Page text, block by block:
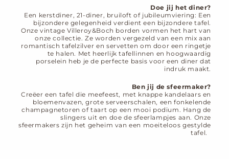
Doe jij het diner?
Een kerstdiner, 21-diner, bruiloft of jubileumviering: Een
bijzondere gelegenheid verdient een bijzondere tafel.
Onze vintage Villeroy&Boch borden vormen het hart van
onze collectie. Ze worden vergezeld van een mix aan
romantisch tafelzilver en servetten om door een ringetje
te halen. Met heerlijk tafellinnen en hoogwaardig
porselein heb je de perfecte basis voor een diner dat
indruk maakt.
Ben jij de sfeermaker?
Creëer een tafel die meefeest, met knappe kandelaars en
bloemenvazen, grote serveerschalen, een fonkelende
champagnetoren of taart op een mooi podium. Hang de
slingers uit en doe de sfeerlampjes aan. Onze
sfeermakers zijn het geheim van een moeiteloos gestylde
tafel.